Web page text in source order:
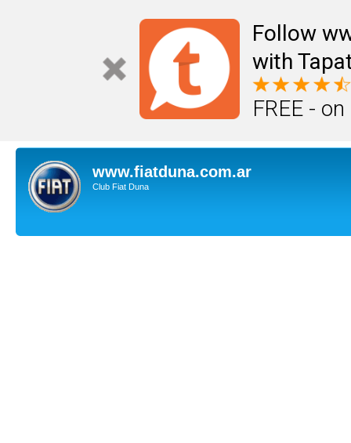
Follow
with
FREE -
www.fiatduna.com.ar
Club Fiat Duna